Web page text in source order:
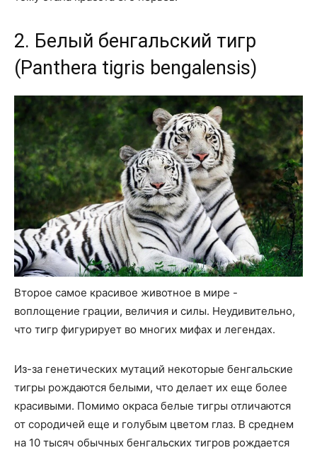
2. Белый бенгальский тигр
(Panthera tigris bengalensis)
Второе самое красивое животное в мире -
воплощение грации, величия и силы. Неудивительно,
что тигр фигурирует во многих мифах и легендах.
Из-за генетических мутаций некоторые бенгальские
тигры рождаются белыми, что делает их еще более
красивыми. Помимо окраса белые тигры отличаются
от сородичей еще и голубым цветом глаз. В среднем
на 10 тысяч обычных бенгальских тигров рождается